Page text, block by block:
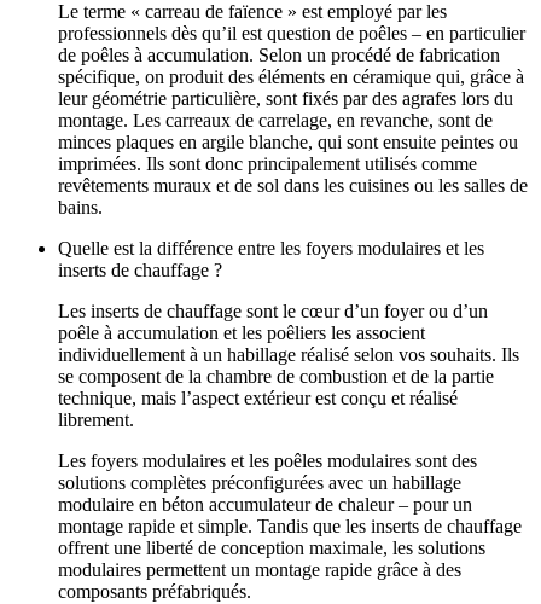
Le terme « carreau de faïence » est employé par les
professionnels dès qu’il est question de poêles – en particulier
de poêles à accumulation. Selon un procédé de fabrication
spécifique, on produit des éléments en céramique qui, grâce à
leur géométrie particulière, sont fixés par des agrafes lors du
montage. Les carreaux de carrelage, en revanche, sont de
minces plaques en argile blanche, qui sont ensuite peintes ou
imprimées. Ils sont donc principalement utilisés comme
revêtements muraux et de sol dans les cuisines ou les salles de
bains.
Quelle est la différence entre les foyers modulaires et les
inserts de chauffage ?
Les inserts de chauffage sont le cœur d’un foyer ou d’un
poêle à accumulation et les poêliers les associent
individuellement à un habillage réalisé selon vos souhaits. Ils
se composent de la chambre de combustion et de la partie
technique, mais l’aspect extérieur est conçu et réalisé
librement.
Les foyers modulaires et les poêles modulaires sont des
solutions complètes préconfigurées avec un habillage
modulaire en béton accumulateur de chaleur – pour un
montage rapide et simple. Tandis que les inserts de chauffage
offrent une liberté de conception maximale, les solutions
modulaires permettent un montage rapide grâce à des
composants préfabriqués.